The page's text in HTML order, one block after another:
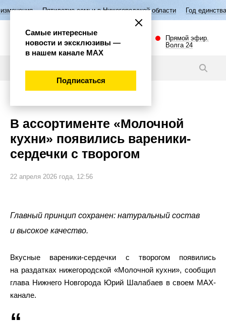
семьи в Нижегородской области Год единства народов России
Прямой эфир.
Волга 24
В ассортименте «Молочной
кухни» появились вареники-
сердечки с творогом
22 апреля 2026 года, 12:56
Главный принцип сохранен: натуральный состав
и высокое качество.
Вкусные вареники-сердечки с творогом появились
на раздатках нижегородской «Молочной кухни», сообщил
глава Нижнего Новгорода Юрий Шалабаев в своем MAX-
канале.
Самые интересные
новости и эксклюзивы —
в нашем канале МАХ
Подписаться